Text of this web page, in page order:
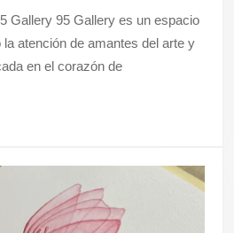
Gallery 95 Gallery es un espacio
atención de amantes del arte y
en el corazón de